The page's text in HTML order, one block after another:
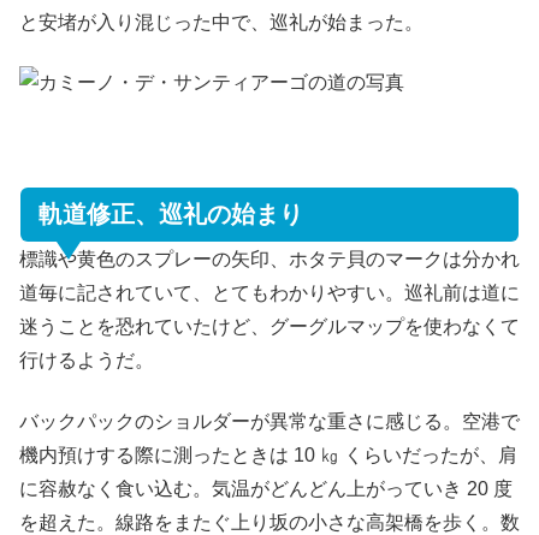
と安堵が入り混じった中で、巡礼が始まった。
軌道修正、巡礼の始まり
標識や黄色のスプレーの矢印、ホタテ貝のマークは分かれ
道毎に記されていて、とてもわかりやすい。巡礼前は道に
迷うことを恐れていたけど、グーグルマップを使わなくて
行けるようだ。
バックパックのショルダーが異常な重さに感じる。空港で
機内預けする際に測ったときは 10 ㎏ くらいだったが、肩
に容赦なく食い込む。気温がどんどん上がっていき 20 度
を超えた。線路をまたぐ上り坂の小さな高架橋を歩く。数